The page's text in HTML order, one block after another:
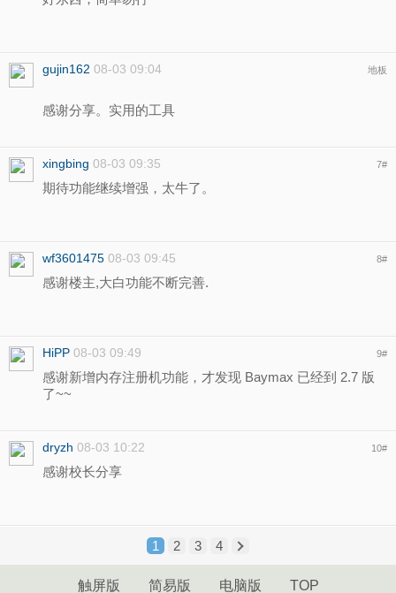
gujin162 08-03 09:04 地板
感谢分享。实用的工具
xingbing 08-03 09:35 7#
期待功能继续增强，太牛了。
wf3601475 08-03 09:45 8#
感谢楼主,大白功能不断完善.
HiPP 08-03 09:49 9#
感谢新增内存注册机功能，才发现 Baymax 已经到 2.7 版
了~~
dryzh 08-03 10:22 10#
感谢校长分享
1 2 3 4
触屏版 简易版 电脑版 TOP